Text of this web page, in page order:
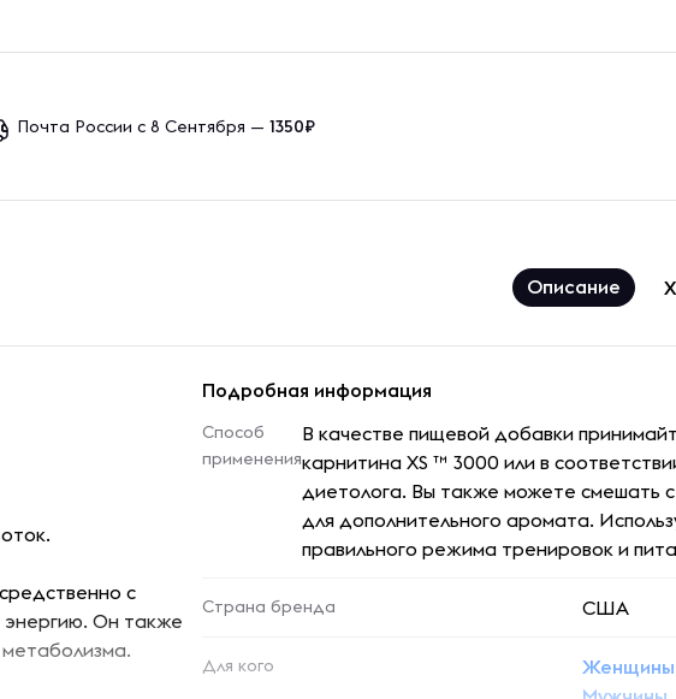
Почта России с 8 Сентября —1350₽
Описание
с
энергию. Он также
Подробная информация
Способ
применения
В качестве пищевой добавки
карнитина XS ™ 3000 или в
диетолога. Вы также можете смешать
для дополнительного аромата.
правильного режима тренировок и
Страна бренда США
Для кого
Женщины